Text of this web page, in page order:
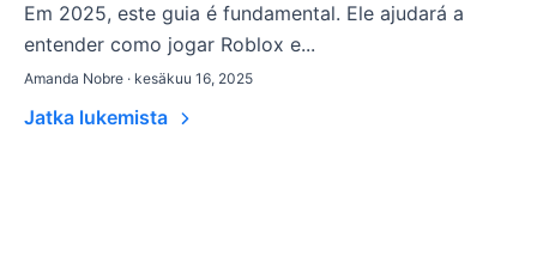
Em 2025, este guia é fundamental. Ele ajudará a
entender como jogar Roblox e...
Amanda Nobre · kesäkuu 16, 2025
Jatka lukemista